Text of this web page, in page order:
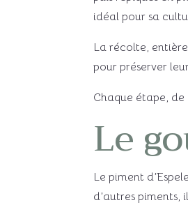
idéal pour sa
La récolte,
pour préserver
Chaque étape,
Le
Le piment
d’autres